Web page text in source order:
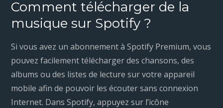
Comment télécharger de la
musique sur Spotify ?
Si vous avez un abonnement à Spotify Premium, vous
pouvez facilement télécharger des chansons, des
albums ou des listes de lecture sur votre appareil
mobile afin de pouvoir les écouter sans connexion
Internet. Dans Spotify, appuyez sur l’icône